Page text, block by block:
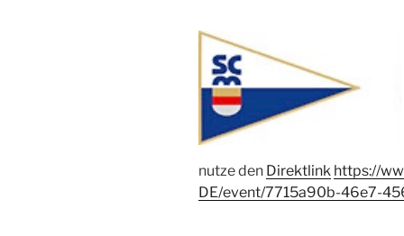
nutze den Direktlink https://
DE/event/7715a90b-46e7-